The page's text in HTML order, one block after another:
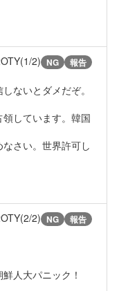
2) NG 報告
ないとダメだぞ。
領しています。韓国
なさい。世界許可し
2) NG 報告
人大パニック！